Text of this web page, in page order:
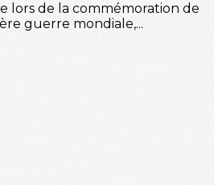
lors de la commémoration de
guerre mondiale,...